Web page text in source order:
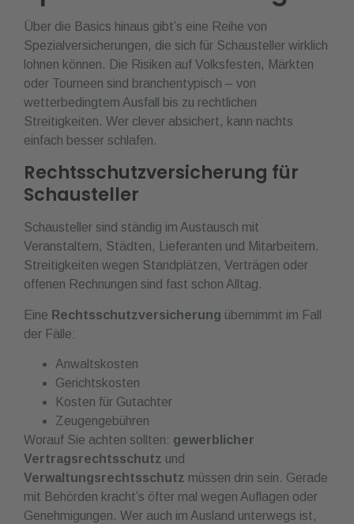
Über die Basics hinaus gibt’s eine Reihe von
Spezialversicherungen, die sich für Schausteller wirklich
lohnen können. Die Risiken auf Volksfesten, Märkten
oder Tourneen sind branchentypisch – von
wetterbedingtem Ausfall bis zu rechtlichen
Streitigkeiten. Wer clever absichert, kann nachts
einfach besser schlafen.
Rechtsschutzversicherung für
Schausteller
Schausteller sind ständig im Austausch mit
Veranstaltern, Städten, Lieferanten und Mitarbeitern.
Streitigkeiten wegen Standplätzen, Verträgen oder
offenen Rechnungen sind fast schon Alltag.
Eine Rechtsschutzversicherung übernimmt im Fall
der Fälle:
Anwaltskosten
Gerichtskosten
Kosten für Gutachter
Zeugengebühren
Worauf Sie achten sollten: gewerblicher
Vertragsrechtsschutz und
Verwaltungsrechtsschutz müssen drin sein. Gerade
mit Behörden kracht’s öfter mal wegen Auflagen oder
Genehmigungen. Wer auch im Ausland unterwegs ist,